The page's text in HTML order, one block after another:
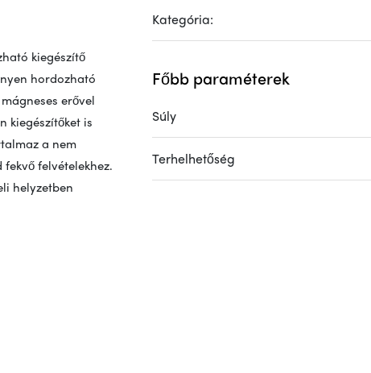
kiegészítő
hordozható
erővel
kiegészítőket is
a nem
felvételekhez.
helyzetben
Kategória:
Főbb paraméterek
Súly
Terhelhetőség